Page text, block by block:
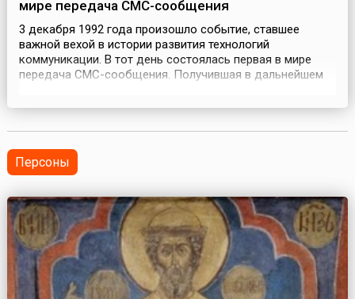
мире передача СМС-сообщения
3 декабря 1992 года произошло событие, ставшее
важной вехой в истории развития технологий
коммуникации. В тот день состоялась первая в мире
передача СМС-сообщения. Получившая в дальнейшем
коротких текстовых сообщений лишь подтверждает тот
связи.Идея создания подобного сервиса возникла ещё
в сере...
Персоны